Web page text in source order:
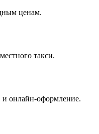
ценам.
такси.
онлайн-оформление.